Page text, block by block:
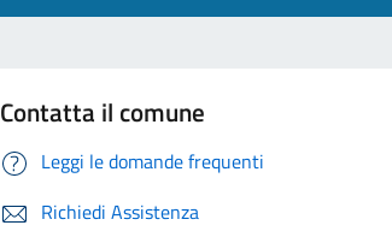
Contatta il comune
Leggi le domande frequenti
Richiedi Assistenza